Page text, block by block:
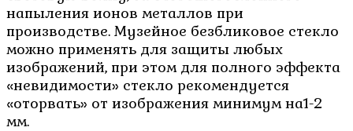
напыления ионов металлов при
производстве. Музейное безбликовое стекло
можно применять для защиты любых
изображений, при этом для полного эффекта
«невидимости» стекло рекомендуется
«оторвать» от изображения минимум на1-2
мм.